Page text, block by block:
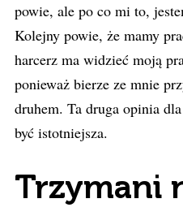
powie, ale po co mi to,
Kolejny powie, że mamy
harcerz ma widzieć moją
ponieważ bierze ze mnie
druhem. Ta druga opinia
być istotniejsza.
Trzymani